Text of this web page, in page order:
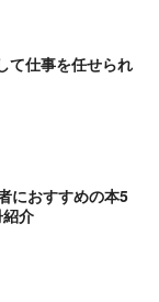
て仕事を任せられ
におすすめの本5
介